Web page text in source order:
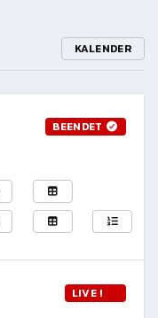
KALENDER
BEENDET
LIVE !